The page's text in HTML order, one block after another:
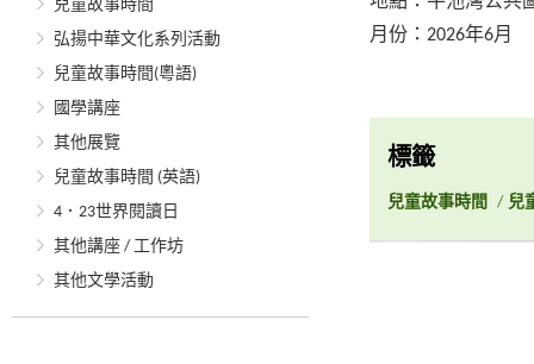
兒童故事時間
弘揚中華文化系列活動
兒童故事時間(粵語)
國學講座
其他展覽
兒童故事時間 (英語)
4．23世界閱讀日
其他講座 / 工作坊
其他文學活動
月份：2026年6月
標籤
兒童故事時間 / 兒